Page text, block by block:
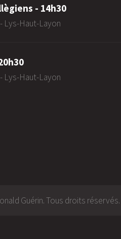
- 14h30
Lys-Haut-Layon
Lys-Haut-Layon
Guérin. Tous droits réservés.